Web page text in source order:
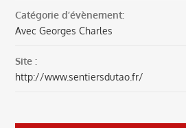
Catégorie d’évènement:
Avec Georges Charles
Site :
http://www.sentiersdutao.fr/